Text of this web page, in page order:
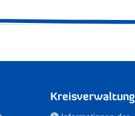
Kreisverwaltung